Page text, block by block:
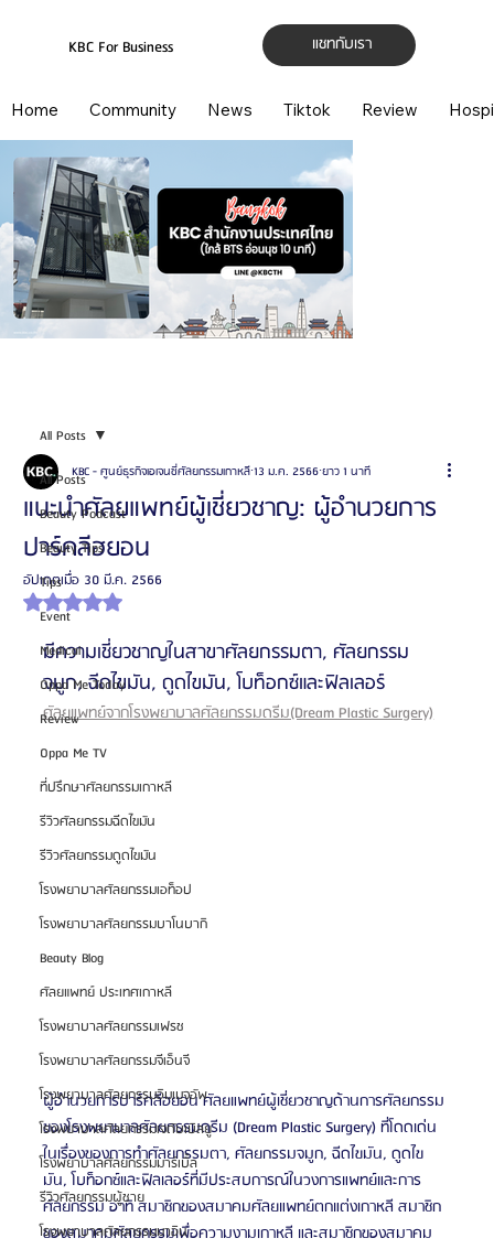
แชทกับเรา
KBC For Business
Home Community News Tiktok Review
All Posts
Beauty Podcast
Beauty Tips
Tips
Event
Medical
Oppa Me Today
Review
Oppa Me TV
ที่ปรึกษาศัลยกรรมเกาหลี
รีวิวศัลยกรรมฉีดไขมัน
รีวิวศัลยกรรมดูดไขมัน
โรงพยาบาลศัลยกรรมเอท็อป
โรงพยาบาลศัลยกรรมบาโนบากิ
Beauty Blog
ศัลยแพทย์ ประเทศเกาหลี
โรงพยาบาลศัลยกรรมเฟรช
โรงพยาบาลศัลยกรรมจีเอ็นจี
โรงพยาบาลศัลยกรรมอิมเมจอัพ
โรงพยาบาลศัลยกรรมเจดับเบิลยู
โรงพยาบาลศัลยกรรมมาร์เบิ้ล
รีวิวศัลยกรรมผู้ชาย
โรงพยาบาลศัลยกรรมมาอิน
All Posts
แนะนำศัลยแพทย์ผู้เชี่ยวชาญ: ผู้อำนวยการ
ปาร์คลีฮยอน
KBC - ศูนย์ธุรกิจเอเจนซี่ศัลยกรรมเกาหลี13 ม.ค. 2566ยาว 1 นาที
อัปเดตเมื่อ 30 มี.ค. 2566
ได้รับ NaN เต็ม 5 ดาว
มีความเชี่ยวชาญในสาขาศัลยกรรมตา, ศัลยกรรม
จมูก, ฉีดไขมัน, ดูดไขมัน, โบท็อกซ์และฟิลเลอร์
ศัลยแพทย์จากโรงพยาบาลศัลยกรรมดรีม(Dream Plastic Surgery)
ผู้อำนวยการปาร์คลีฮยอน ศัลยแพทย์ผู้เชี่ยวชาญด้านการศัลยกรรม
ของโรงพยาบาลศัลยกรรมดรีม (Dream Plastic Surgery) ที่โดดเด่น
ในเรื่องของการทำศัลยกรรมตา, ศัลยกรรมจมูก, ฉีดไขมัน, ดูดไข
มัน, โบท็อกซ์และฟิลเลอร์ที่มีประสบการณ์ในวงการแพทย์และการ
ศัลยกรรม อาทิ สมาชิกของสมาคมศัลยแพทย์ตกแต่งเกาหลี สมาชิก
ของสมาคมศัลยกรรมเพื่อความงามเกาหลี และสมาชิกของสมาคม